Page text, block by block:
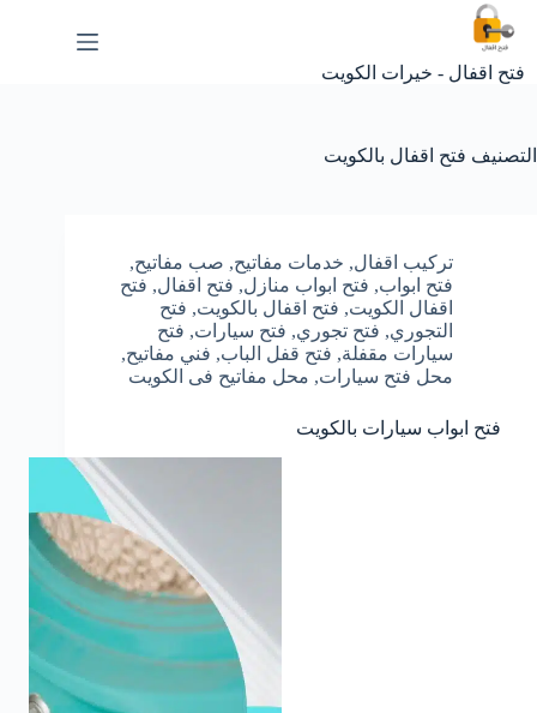
التجاوز
إلى
المحتوى
فتح اقفال - خيرات الكويت
التصنيف فتح اقفال بالكويت
تركيب اقفال, خدمات مفاتيح, صب مفاتيح,
فتح ابواب, فتح ابواب منازل, فتح اقفال, فتح
اقفال الكويت, فتح اقفال بالكويت, فتح
التجوري, فتح تجوري, فتح سيارات, فتح
سيارات مقفلة, فتح قفل الباب, فني مفاتيح,
محل فتح سيارات, محل مفاتيح فى الكويت
فتح ابواب سيارات بالكويت